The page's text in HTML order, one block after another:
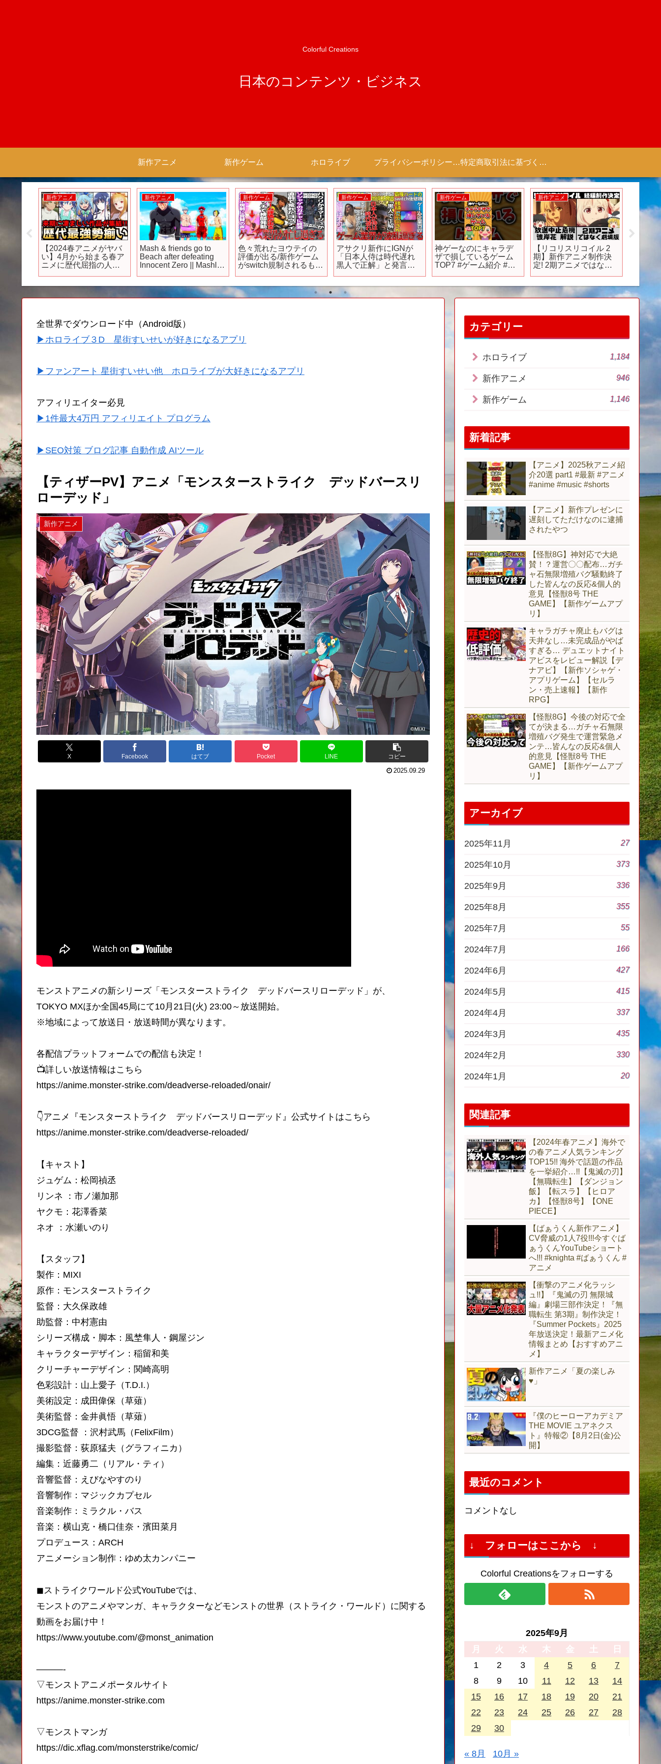
Colorful Creations
日本のコンテンツ・ビジネス
新作アニメ 新作ゲーム ホロライブ プライバシーポリシー 【Colorful Creation】 特定商取引法に基づく表記（商取引に関する開示）
新作アニメ
【2024春アニメがヤバ
い】4月から始まる春ア
ニメに歴代屈指の人気
2024春アニメのラノベ
枠全作品紹介【無職転
新作アニメ
Mash & friends go to
Beach after defeating
Innocent Zero || Mashle
新作ゲーム
色々荒れたヨウテイの
評価が出る/新作ゲーム
がswitch規制されるも規
ソシャゲがスパイダー
×GTA等の要素を含み過
新作ゲーム
アサクリ新作にIGNが
「日本人侍は時代遅れ
黒人で正解」と発言し
機で活用か…GTA6が来
年秋までに発売確定す
新作ゲーム
神ゲーなのにキャラデ
ザで損しているゲーム
TOP7 #ゲーム紹介 #神
新作アニメ
【リコリスリコイル 2
期】新作アニメ制作決
定! 2期アニメではなく
説】
10選【
ム】
全世界でダウンロード中（Android版）
▶ホロライブ３D 星街すいせいが好きになるアプリ
▶ファンアート 星街すいせい他 ホロライブが大好きになるアプリ
アフィリエイター必見
▶1件最大4万円 アフィリエイト プログラム
▶SEO対策 ブログ記事 自動作成 AIツール
【ティザーPV】アニメ「モンスターストライク デッドバースリ
ローデッド」
新作アニメ
X Facebook はてブ Pocket LINE コピー
2025.09.29
モンストアニメの新シリーズ「モンスターストライク デッドバースリローデッド」が、
TOKYO MXほか全国45局にて10月21日(火) 23:00～放送開始。
※地域によって放送日・放送時間が異なります。
各配信プラットフォームでの配信も決定！
📺詳しい放送情報はこちら
https://anime.monster-strike.com/deadverse-reloaded/onair/
👇アニメ『モンスターストライク デッドバースリローデッド』公式サイトはこちら
https://anime.monster-strike.com/deadverse-reloaded/
【キャスト】
ジュゲム：松岡禎丞
リンネ ：市ノ瀬加那
ヤクモ：花澤香菜
ネオ ：水瀬いのり
【スタッフ】
製作：MIXI
原作：モンスターストライク
監督：大久保政雄
助監督：中村憲由
シリーズ構成・脚本：風埜隼人・鋼屋ジン
キャラクターデザイン：稲留和美
クリーチャーデザイン：関崎高明
色彩設計：山上愛子（T.D.I.）
美術設定：成田偉保（草薙）
美術監督：金井眞悟（草薙）
3DCG監督 ：沢村武馬（FelixFilm）
撮影監督：荻原猛夫（グラフィニカ）
編集：近藤勇二（リアル・ティ）
音響監督：えびなやすのり
音響制作：マジックカプセル
音楽制作：ミラクル・バス
音楽：横山克・橋口佳奈・濱田菜月
プロデュース：ARCH
アニメーション制作：ゆめ太カンパニー
◼︎ストライクワールド公式YouTubeでは、
モンストのアニメやマンガ、キャラクターなどモンストの世界（ストライク・ワールド）に関する
動画をお届け中！
https://www.youtube.com/@monst_animation
———-
▽モンストアニメポータルサイト
https://anime.monster-strike.com
▽モンストマンガ
https://dic.xflag.com/monsterstrike/comic/
カテゴリー
ホロライブ 1,184
新作アニメ 946
新作ゲーム 1,146
新着記事
【アニメ】2025秋アニメ紹
介20選 part1 #最新 #アニメ
#anime #music #shorts
【アニメ】新作プレゼンに
遅刻してただけなのに逮捕
されたやつ
【怪獣8G】神対応で大絶
賛！？運営〇〇配布…ガチ
ャ石無限増殖バグ騒動終了
した皆んなの反応&個人的
意見【怪獣8号 THE
GAME】【新作ゲームアプ
リ】
キャラガチャ廃止もバグは
天井なし…未完成品がやば
すぎる… デュエットナイト
アビスをレビュー解説【デ
ナアビ】【新作ソシャゲ・
アプリゲーム】【セルラ
ン・売上速報】【新作
RPG】
【怪獣8G】今後の対応で全
てが決まる…ガチャ石無限
増殖バグ発生で運営緊急メ
ンテ…皆んなの反応&個人
的意見【怪獣8号 THE
GAME】【新作ゲームアプ
リ】
アーカイブ
2025年11月 27
2025年10月 373
2025年9月 336
2025年8月 355
2025年7月 55
2024年7月 166
2024年6月 427
2024年5月 415
2024年4月 337
2024年3月 435
2024年2月 330
2024年1月 20
関連記事
【2024年春アニメ】海外で
の春アニメ人気ランキング
TOP15!! 海外で話題の作品
を一挙紹介…!!【鬼滅の刃】
【無職転生】【ダンジョン
飯】【転スラ】【ヒロア
カ】【怪獣8号】【ONE
PIECE】
【ばぁうくん新作アニメ】
CV脅威の1人7役!!!今すぐば
ぁうくんYouTubeショート
へ!!! #knighta #ばぁうくん #
アニメ
【衝撃のアニメ化ラッシ
ュ!!】『鬼滅の刃 無限城
編』劇場三部作決定！『無
職転生 第3期』制作決定！
『Summer Pockets』2025
年放送決定！最新アニメ化
情報まとめ【おすすめアニ
メ】
新作アニメ「夏の楽しみ
♥」
『僕のヒーローアカデミア
THE MOVIE ユアネクス
ト』特報②【8月2日(金)公
開】
最近のコメント
コメントなし
↓ フォローはここから ↓
Colorful Creationsをフォローする
2025年9月
月
火 水 木 金 土
日
1
2 3 4 5 6
7
8
9 10 11 12 13
14
15
16 17 18 19 20
21
22
23 24 25 26 27
28
29
30
« 8月 10月 »